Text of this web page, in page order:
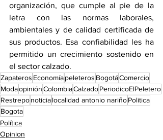
organización, que cumple al pie de la
letra con las normas laborales,
ambientales y de calidad certificada de
sus productos. Esa confiabilidad les ha
permitido un crecimiento sostenido en
el sector calzado.
Zapateros Economíapeleteros BogotáComercio
ModaopiniónColombiaCalzadoPeriodicoElPeletero
Restreponoticialocalidad antonio nariñoPolitica
Bogota
Política
Opinion